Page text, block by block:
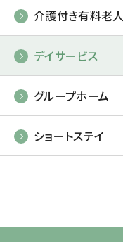
介護付き有料老
デイサービス
グループホーム
ショートステイ